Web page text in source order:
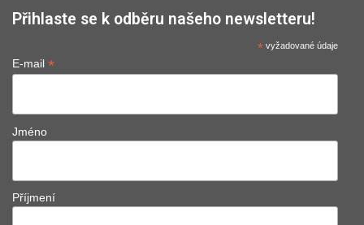
Přihlaste se k odběru našeho newsletteru!
* vyžadované údaje
E-mail *
Jméno
Příjmení